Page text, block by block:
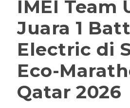
IMEI Team
Juara 1
Electric di
Eco-
Qatar 2026